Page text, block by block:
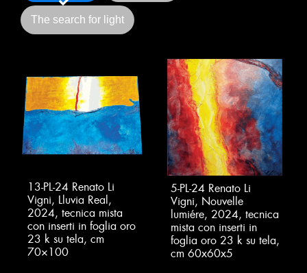
The search for light
13-PL-24 Renato Li
Vigni, Lluvia Real,
2024, tecnica mista
con inserti in foglia oro
23 k su tela, cm
70×100
5-PL-24 Renato Li
Vigni, Nouvelle
lumiére, 2024, tecnica
mista con inserti in
foglia oro 23 k su tela,
cm 60x60x5